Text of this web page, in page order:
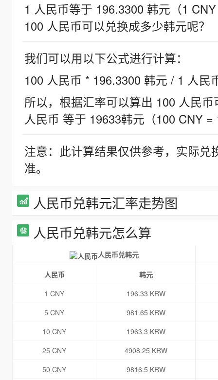
1 人民币等于 196.3300 韩元（1
100 人民币可以兑换成多少韩元呢？
我们可以用以下公式进行计算：
100 人民币 * 196.3300 韩元 / 1 人民
所以，根据汇率可以算出 100 人民
人民币 等于 19633韩元（100 CNY =
注意：此计算结果仅供参考，实际
准。
人民币兑韩元汇率走势图
人民币兑韩元怎么算
人民币兑韩元
人民币
韩元
1 CNY
196.33 KRW
5 CNY
981.65 KRW
10 CNY
1963.3 KRW
25 CNY
4908.25 KRW
50 CNY
9816.5 KRW